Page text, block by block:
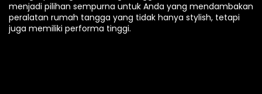
menjadi pilihan sempurna untuk Anda yang mendambakan
peralatan rumah tangga yang tidak hanya stylish, tetapi
juga memiliki performa tinggi.